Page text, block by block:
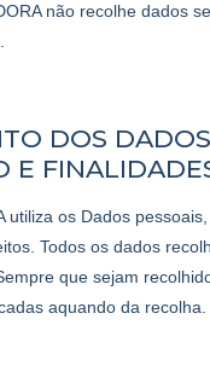
não recolhe dados
DOS
E
utiliza os Dados
Todos os dados
que sejam
aquando da